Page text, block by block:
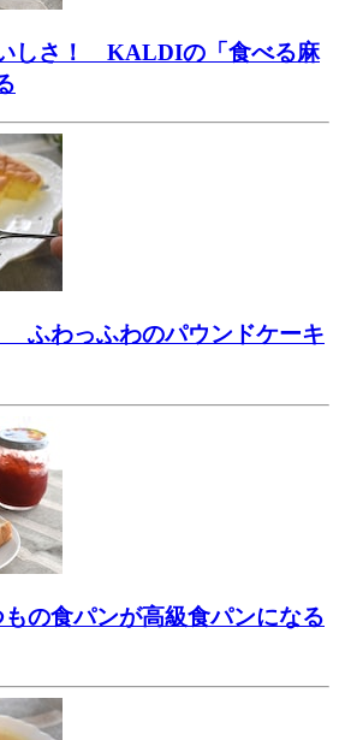
しさ！ KALDIの「食べる麻
ふわっふわのパウンドケーキ
の食パンが高級食パンになる